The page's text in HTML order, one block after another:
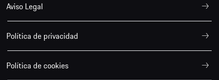
Aviso Legal
Política de privacidad
Política de cookies